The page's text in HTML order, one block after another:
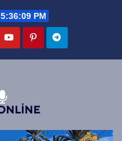
5:36:10 PM